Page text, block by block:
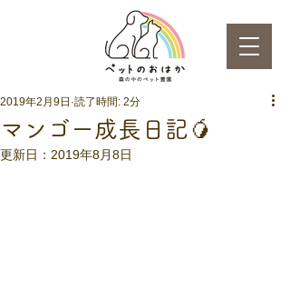
マンゴー成長日記🥭
2019年2月9日 読了時間: 2分
更新日： 2019年8月8日